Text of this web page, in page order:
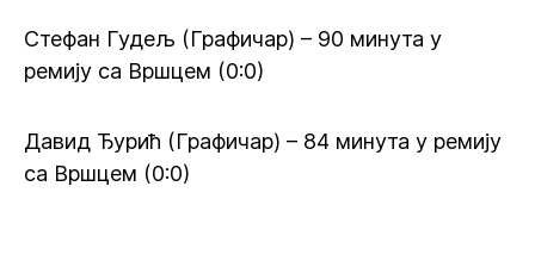
Стефан Гудељ (Графичар) – 90 минута у
ремију са Вршцем (0:0)
Давид Ђурић (Графичар) – 84 минута у ремију
са Вршцем (0:0)